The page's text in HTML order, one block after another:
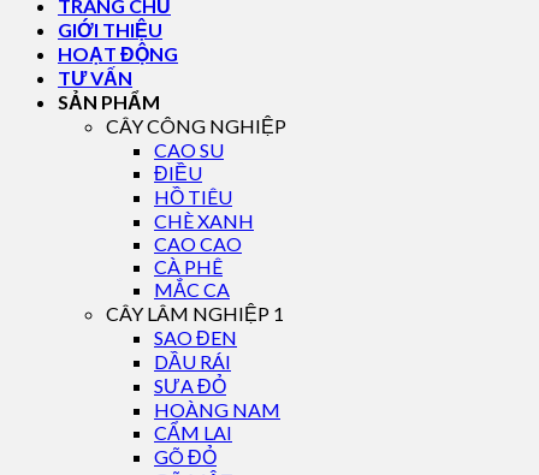
TRANG CHỦ
GIỚI THIỆU
HOẠT ĐỘNG
TƯ VẤN
SẢN PHẨM
CÂY CÔNG NGHIỆP
CAO SU
ĐIỀU
HỒ TIÊU
CHÈ XANH
CAO CAO
CÀ PHÊ
MẮC CA
CÂY LÂM NGHIỆP 1
SAO ĐEN
DẦU RÁI
SƯA ĐỎ
HOÀNG NAM
CẨM LAI
GÕ ĐỎ